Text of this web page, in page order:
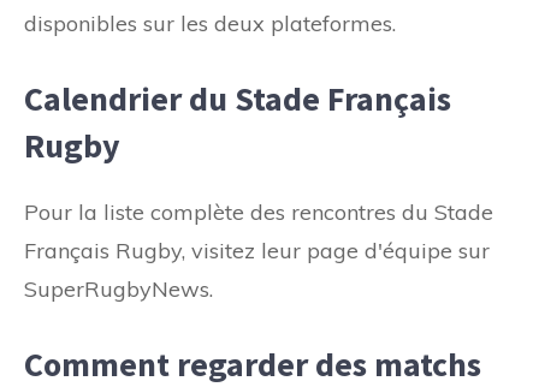
disponibles sur les deux plateformes.
Calendrier du Stade Français
Rugby
Pour la liste complète des rencontres du Stade
Français Rugby, visitez leur page d'équipe sur
SuperRugbyNews.
Comment regarder des matchs